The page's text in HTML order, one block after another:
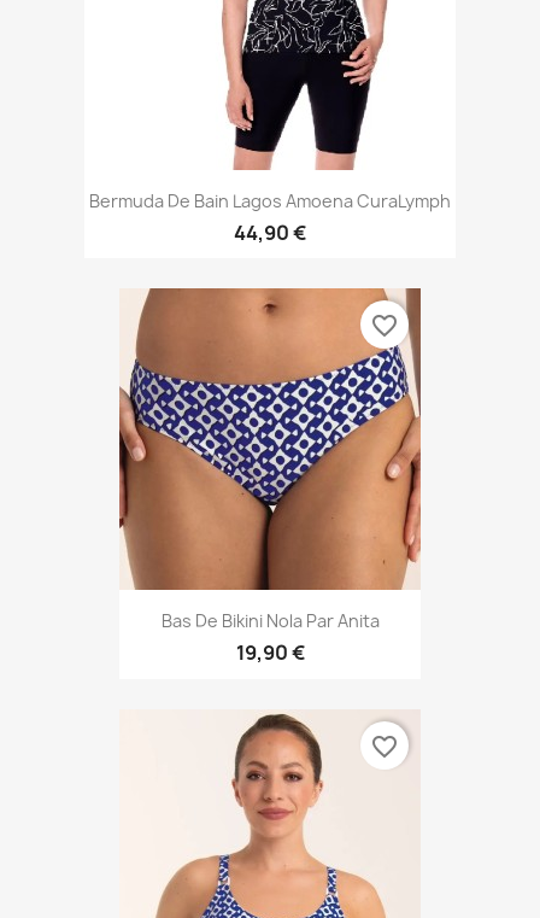
Bermuda De Bain Lagos Amoena CuraLymph
44,90 €
Bas De Bikini Nola Par Anita
19,90 €
favorite_border
favorite_border